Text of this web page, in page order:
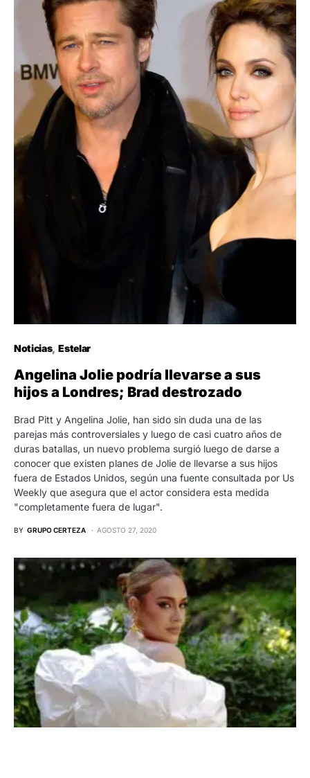
Noticias Estelar
Angelina Jolie podría llevarse a sus
hijos a Londres; Brad destrozado
Brad Pitt y Angelina Jolie, han sido sin duda una de las
parejas más controversiales y luego de casi cuatro años de
duras batallas, un nuevo problema surgió luego de darse a
conocer que existen planes de Jolie de llevarse a sus hijos
fuera de Estados Unidos, según una fuente consultada por Us
Weekly que asegura que el actor considera esta medida
"completamente fuera de lugar".
BY GRUPO CERTEZA AGOSTO 27, 2020